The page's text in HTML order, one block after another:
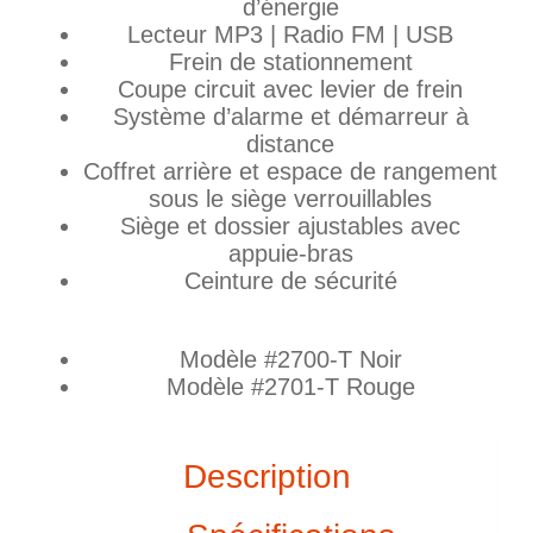
d’énergie
Lecteur MP3 | Radio FM | USB
Frein de stationnement
Coupe circuit avec levier de frein
Système d’alarme et démarreur à
distance
Coffret arrière et espace de rangement
sous le siège verrouillables
Siège et dossier ajustables avec
appuie-bras
Ceinture de sécurité
Modèle #2700-T Noir
Modèle #2701-T Rouge
Description